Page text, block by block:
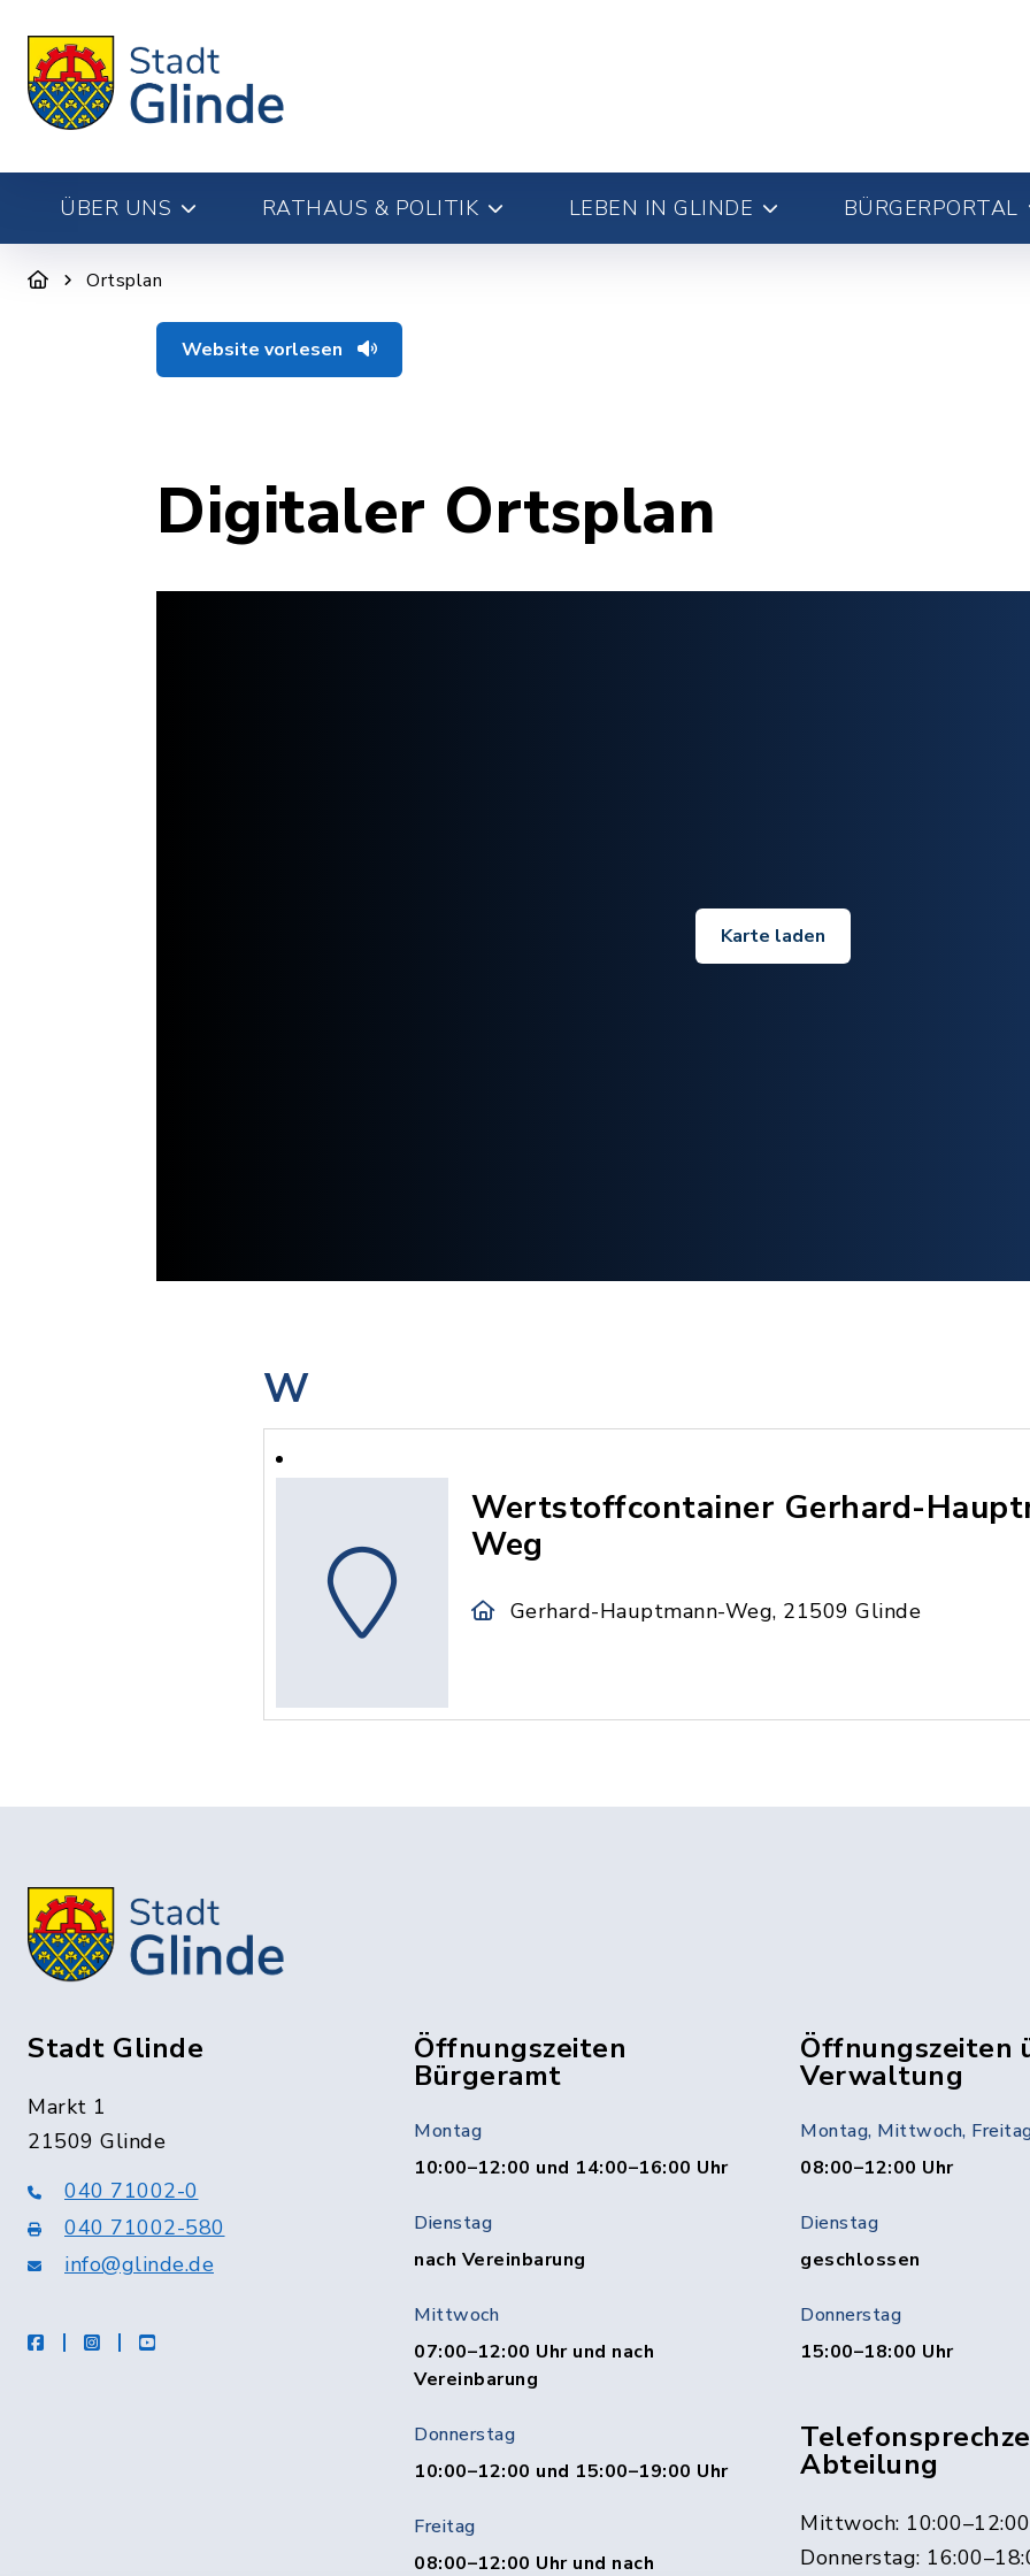
ÜBER UNS RATHAUS & POLITIK LEBEN IN GLINDE BÜRGERPORTAL
Ortsplan
Website vorlesen
Digitaler Ortsplan
Karte laden
W
Wertstoffcontainer Gerhard-
Weg
Gerhard-Hauptmann-Weg, 21509 Glinde
Stadt Glinde
Markt 1
21509 Glinde
040 71002-0
040 71002-580
info@glinde.de
facebookinstagramYoutube
Öffnungszeiten
Bürgeramt
Montag
10:00–12:00 und 14:00–16:00 Uhr
Dienstag
nach Vereinbarung
Mittwoch
07:00–12:00 Uhr und nach
Vereinbarung
Donnerstag
10:00–12:00 und 15:00–19:00 Uhr
Freitag
08:00–12:00 Uhr und nach
Öffnungszeiten
Verwaltung
Montag, Mittwoch,
08:00–12:00 Uhr
Dienstag
geschlossen
Donnerstag
15:00–18:00 Uhr
Abteilung
Mittwoch:
Donnerstag: